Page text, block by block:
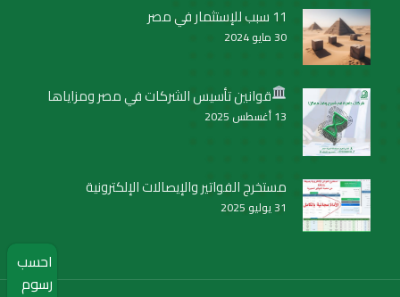
11 سبب للإستثمار في مصر
30 مايو 2024
قوانين تأسيس الشركات في مصر ومزاياها
13 أغسطس 2025
مستخرج الفواتير والإيصالات الإلكترونية
31 يوليو 2025
احسب
رسوم